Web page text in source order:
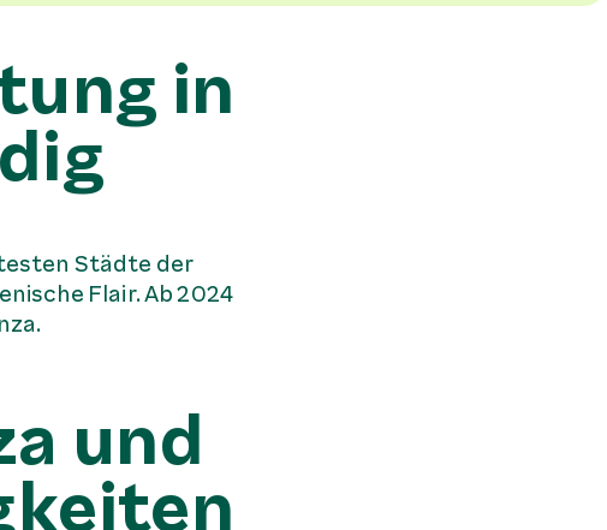
in
Städte der
Flair. Ab 2024
und